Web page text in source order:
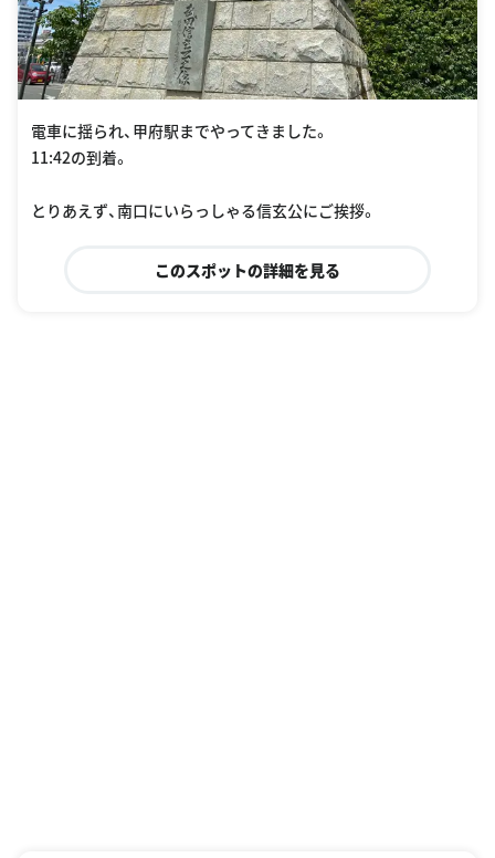
電車に揺られ、甲府駅までやってきました。
11:42の到着。
とりあえず、南口にいらっしゃる信玄公にご挨拶。
このスポットの詳細を見る